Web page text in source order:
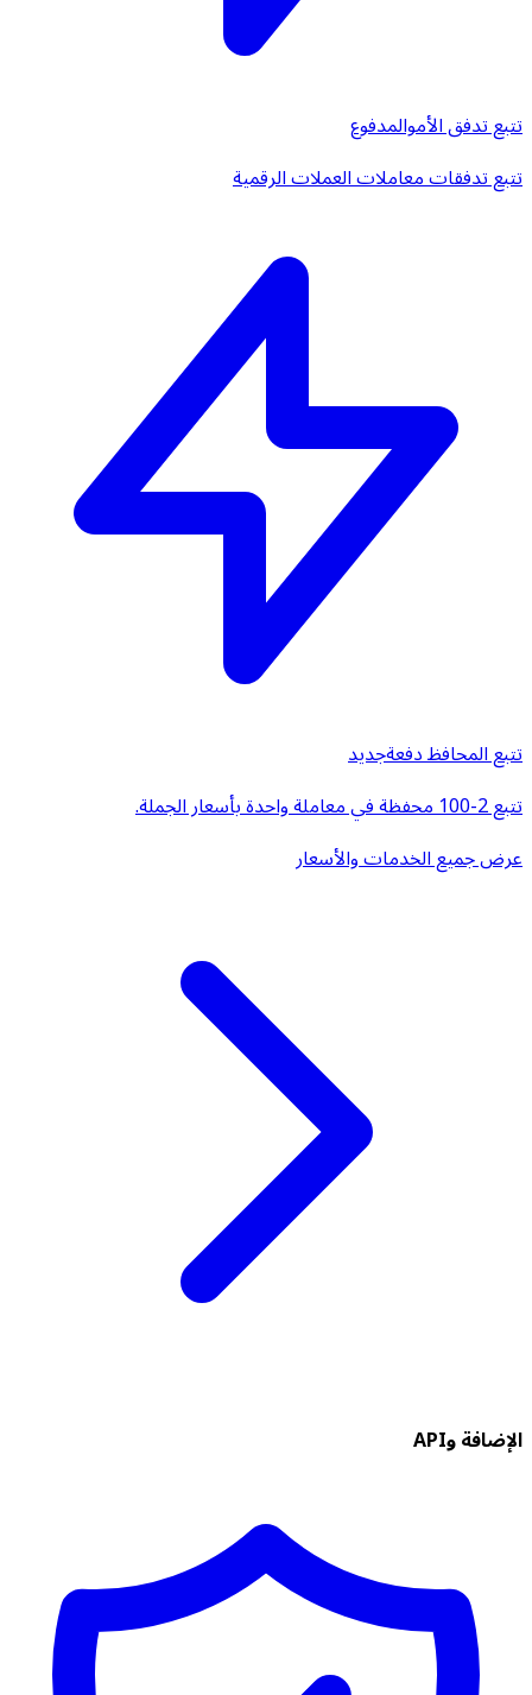
تتبع تدفق الأموالمدفوع
تتبع تدفقات معاملات العملات الرقمية
تتبع المحافظ دفعةجديد
تتبع 2-100 محفظة في معاملة واحدة بأسعار الجملة.
عرض جميع الخدمات والأسعار
الإضافة وAPI